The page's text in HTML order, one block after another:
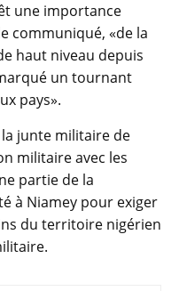
une importance
communiqué, «de la
haut niveau depuis
un tournant
pays».
junte militaire de
militaire avec les
partie de la
à Niamey pour exiger
du territoire nigérien